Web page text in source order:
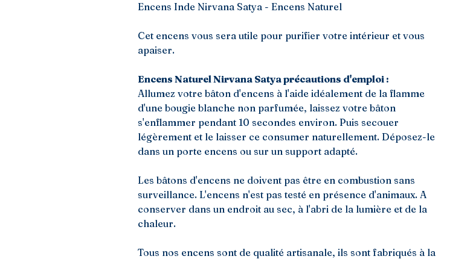
Encens Inde Nirvana Satya - Encens Naturel
Cet encens vous sera utile pour purifier votre intérieur et vous
apaiser.
Encens Naturel Nirvana Satya précautions d'emploi :
Allumez votre bâton d'encens à l'aide idéalement de la flamme
d'une bougie blanche non parfumée, laissez votre bâton
s'enflammer pendant 10 secondes environ. Puis secouer
légèrement et le laisser ce consumer naturellement. Déposez-le
dans un porte encens ou sur un support adapté.
Les bâtons d'encens ne doivent pas être en combustion sans
surveillance. L'encens n'est pas testé en présence d'animaux. A
conserver dans un endroit au sec, à l'abri de la lumière et de la
chaleur.
Tous nos encens sont de qualité artisanale, ils sont fabriqués à la